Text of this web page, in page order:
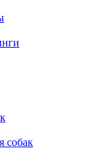
собак